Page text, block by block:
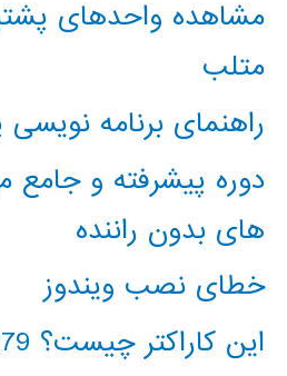
مشاهده واحدهای
متلب
راهنمای برنامه
دوره پیشرفته و
های بدون راننده
خطای نصب ویندوز
این کاراکتر چیست؟ 65279